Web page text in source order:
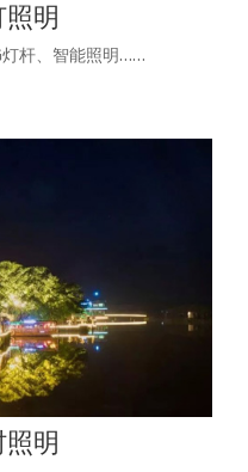
明
灯杆、智能照明……
明